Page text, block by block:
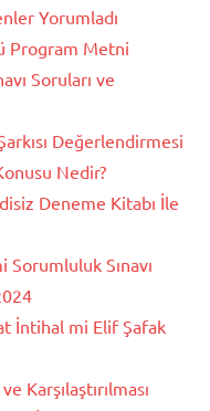
Yorumladı
Program Metni
Soruları ve
Değerlendirmesi
Nedir?
Deneme Kitabı İle
Sorumluluk Sınavı
İntihal mi Elif Şafak
Karşılaştırılması